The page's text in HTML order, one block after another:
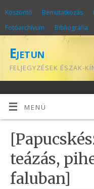
Köszöntő Bemutatkozás
Fotóarchívum
Bibliográfia
Ejetun
FELJEGYZÉSEK ÉSZAK-
MENÜ
teázás,
faluban]